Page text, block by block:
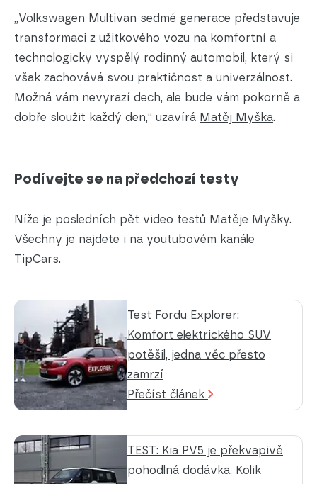
„Volkswagen Multivan sedmé generace představuje
transformaci z užitkového vozu na komfortní a
technologicky vyspělý rodinný automobil, který si
však zachovává svou praktičnost a univerzálnost.
Možná vám nevyrazí dech, ale bude vám pokorně a
dobře sloužit každý den,“ uzavírá Matěj Myška.
Podívejte se na předchozí testy
Níže je posledních pět video testů Matěje Myšky.
Všechny je najdete i na youtubovém kanále
TipCars.
Test Fordu Explorer:
Komfort elektrického SUV
potěšil, jedna věc přesto
zamrzí
Přečíst článek
TEST: Kia PV5 je překvapivě
pohodlná dodávka. Kolik